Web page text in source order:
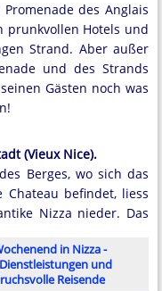
Promenade des Anglais
prunkvollen Hotels und
Strand. Aber außer
und des Strands
Gästen noch was
in Nizza -
und
Reisende
(Vieux Nice).
Berges, wo sich das
Chateau befindet, liess
Nizza nieder. Das